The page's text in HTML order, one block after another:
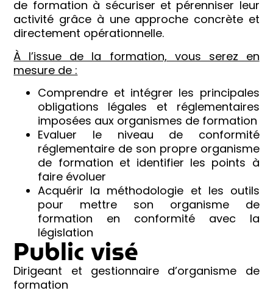
de formation à sécuriser et pérenniser leur
activité grâce à une approche concrète et
directement opérationnelle.
À l’issue de la formation, vous serez en
mesure de :
Comprendre et intégrer les principales
obligations légales et réglementaires
imposées aux organismes de formation
Evaluer le niveau de conformité
réglementaire de son propre organisme
de formation et identifier les points à
faire évoluer
Acquérir la méthodologie et les outils
pour mettre son organisme de
formation en conformité avec la
législation
Public visé
Dirigeant et gestionnaire d’organisme de
formation